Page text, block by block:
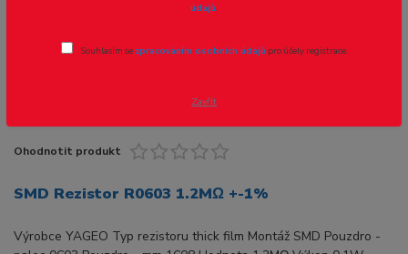
Ohodnotit produkt
SMD Rezistor R0603 1.2MΩ +-1%
Výrobce YAGEO Typ rezistoru thick film Montáž SMD Pouzdro -
údajů.
Souhlasím se zpracováním osobních údajů pro účely registrace.
Zavřít